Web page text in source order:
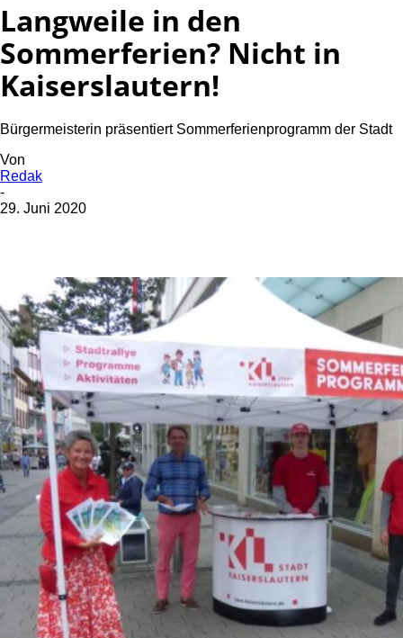
Langweile in den
Sommerferien? Nicht in
Kaiserslautern!
Bürgermeisterin präsentiert Sommerferienprogramm der Stadt
Von
Redak
-
29. Juni 2020